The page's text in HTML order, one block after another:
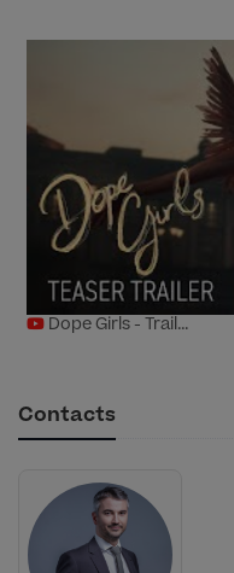
Dope Girls - Trail...
Contacts